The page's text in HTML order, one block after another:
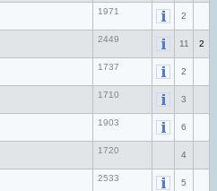
1971 2
2449 11 2
1737 2
1710 3
1903 6
1720 4
2533 5